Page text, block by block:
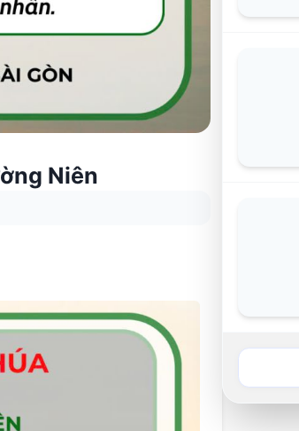
Niên